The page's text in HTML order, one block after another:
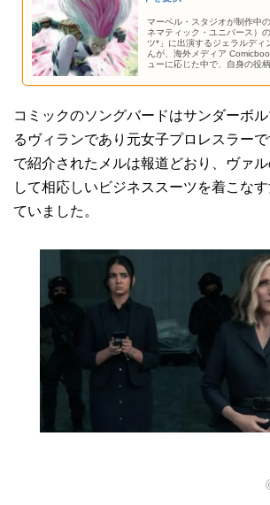
マーベル・スタジオが制作中
ネマティック・ユニバース）
ツ*」に出演するジェラルディ
んが、海外メディア
ューに応じた中で、自身の役
コミックのソングバードはサンダーボ
るヴィランであり元女子プロレスラー
で紹介されたメルは報道どおり、ヴァ
して相応しいビジネススーツを着こな
ていました。